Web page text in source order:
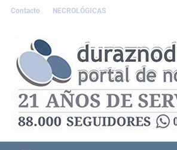
Contacto NECROLÓGICAS